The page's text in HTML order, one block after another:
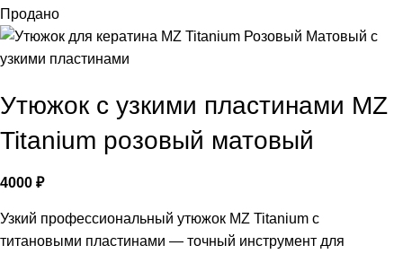
Продано
Утюжок с узкими пластинами MZ
Titanium розовый матовый
4000 ₽
Узкий профессиональный утюжок MZ Titanium с
титановыми пластинами — точный инструмент для